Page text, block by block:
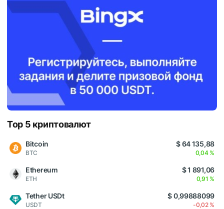
Top 5 криптовалют
Bitcoin
BTC
$ 64 135,88
0,04 %
Ethereum
ETH
$ 1 891,06
0,91 %
Tether USDt
USDT
$ 0,99888099
-0,02 %